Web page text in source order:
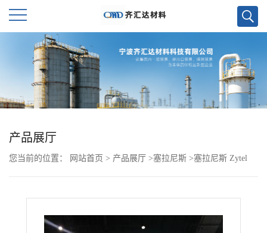
首
页
公
产品展厅
您当前的位置： 网站首页 > 产品展厅 >塞拉尼斯 >塞拉尼斯 Zytel